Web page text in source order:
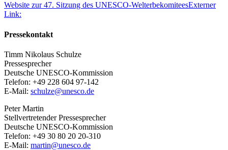
Website zur 47. Sitzung des UNESCO-WelterbekomiteesExterner
Link:
Pressekontakt
Timm Nikolaus Schulze
Pressesprecher
Deutsche UNESCO-Kommission
Telefon: +49 228 604 97-142
E-Mail: schulze@unesco.de
Peter Martin
Stellvertretender Pressesprecher
Deutsche UNESCO-Kommission
Telefon: +49 30 80 20 20-310
E-Mail: martin@unesco.de